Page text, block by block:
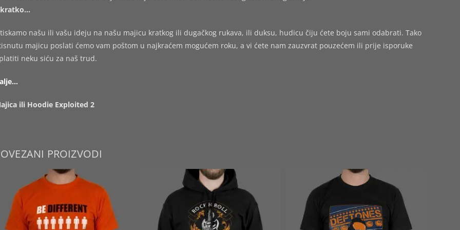
našu ili vašu ideju na našu majicu kratkog ili dugačkog rukava, ili duksu, hudicu čiju ćete boju sami odabrati. Tako
majicu poslati ćemo vam poštom u najkraćem mogućem roku, a vi ćete nam zauzvrat pouzećem ili prije isporuke
neku siću za naš trud.
ili Hoodie Exploited 2
PROIZVODI